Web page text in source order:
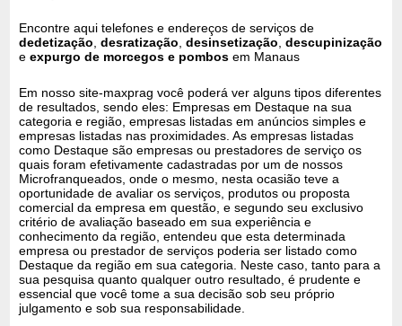
Encontre aqui telefones e endereços de serviços de
dedetização ,desratização ,desinsetização ,descupinização
eexpurgo de morcegos e pombos em Manaus
Em nosso site-maxprag você poderá ver alguns tipos diferentes
de resultados, sendo eles: Empresas em Destaque na sua
categoria e região, empresas listadas em anúncios simples e
empresas listadas nas proximidades. As empresas listadas
como Destaque são empresas ou prestadores de serviço os
quais foram efetivamente cadastradas por um de nossos
Microfranqueados, onde o mesmo, nesta ocasião teve a
oportunidade de avaliar os serviços, produtos ou proposta
comercial da empresa em questão, e segundo seu exclusivo
critério de avaliação baseado em sua experiência e
conhecimento da região, entendeu que esta determinada
empresa ou prestador de serviços poderia ser listado como
Destaque da região em sua categoria. Neste caso, tanto para a
sua pesquisa quanto qualquer outro resultado, é prudente e
essencial que você tome a sua decisão sob seu próprio
julgamento e sob sua responsabilidade.